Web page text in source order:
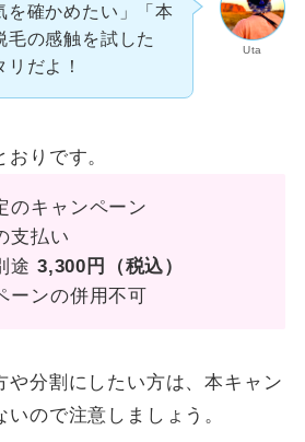
Uta
を確かめたい」「本
毛の感触を試した
だよ！
りです。
のキャンペーン
支払い
途 3,300円（税込）
ーンの併用不可
や分割にしたい方は、本キャン
ので注意しましょう。